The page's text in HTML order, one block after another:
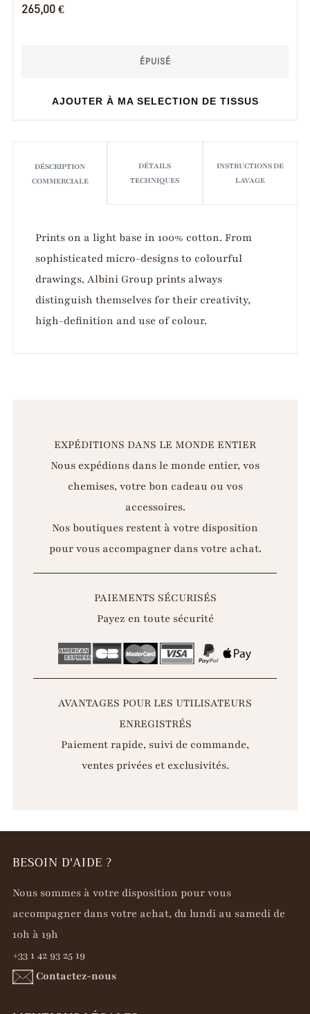
Prix
265,00 €
ÉPUISÉ
AJOUTER À MA SELECTION DE TISSUS
DÉSCRIPTION
COMMERCIALE
DÉTAILS
TECHNIQUES
INSTRUCTIONS DE
LAVAGE
Prints on a light base in 100% cotton. From
sophisticated micro-designs to colourful
drawings, Albini Group prints always
distinguish themselves for their creativity,
high-definition and use of colour.
EXPÉDITIONS DANS LE MONDE ENTIER
Nous expédions dans le monde entier, vos
chemises, votre bon cadeau ou vos
accessoires.
Nos boutiques restent à votre disposition
pour vous accompagner dans votre achat.
PAIEMENTS SÉCURISÉS
Payez en toute sécurité
AVANTAGES POUR LES UTILISATEURS
ENREGISTRÉS
Paiement rapide, suivi de commande,
ventes privées et exclusivités.
BESOIN D'AIDE ?
Nous sommes à votre disposition pour vous
accompagner dans votre achat, du lundi au samedi de
10h à 19h
+33 1 42 93 25 19
Contactez-nous